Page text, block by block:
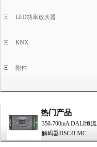
LED功率放大器
KNX
附件
热门产品
350-700mA DALI恒流
解码器DSC4LMC